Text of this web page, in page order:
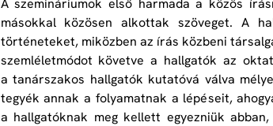
A szemináriumok első harmada a közös
másokkal közösen alkottak szöveget. A
történeteket, miközben az írás közbeni
szemléletmódot követve a hallgatók az
a tanárszakos hallgatók kutatóvá válva
tegyék annak a folyamatnak a lépéseit,
a hallgatóknak meg kellett egyezniük